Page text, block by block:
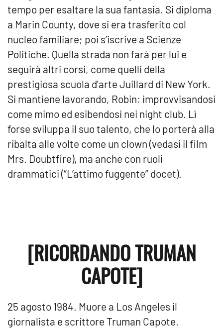
tempo per esaltare la sua fantasia. Si diploma
a Marin County, dove si era trasferito col
nucleo familiare; poi s’iscrive a Scienze
Politiche. Quella strada non farà per lui e
seguirà altri corsi, come quelli della
prestigiosa scuola d'arte Juillard di New York.
Si mantiene lavorando, Robin: improvvisandosi
come mimo ed esibendosi nei night club. Lì
forse sviluppa il suo talento, che lo porterà alla
ribalta alle volte come un clown (vedasi il film
Mrs. Doubtfire), ma anche con ruoli
drammatici (“L’attimo fuggente” docet).
[RICORDANDO TRUMAN
CAPOTE]
25 agosto 1984. Muore a Los Angeles il
giornalista e scrittore Truman Capote.